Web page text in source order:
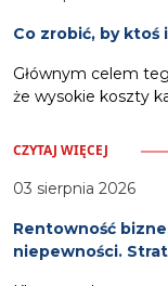
Co zrobić, by ktoś
Głównym celem
że wysokie koszty
budżetu
na wykorzystanie
Zalicza się do nich
włączenie kosztów
klientom oraz
CZYTAJ WIĘCEJ
03 sierpnia 2026
Rentowność
niepewności.